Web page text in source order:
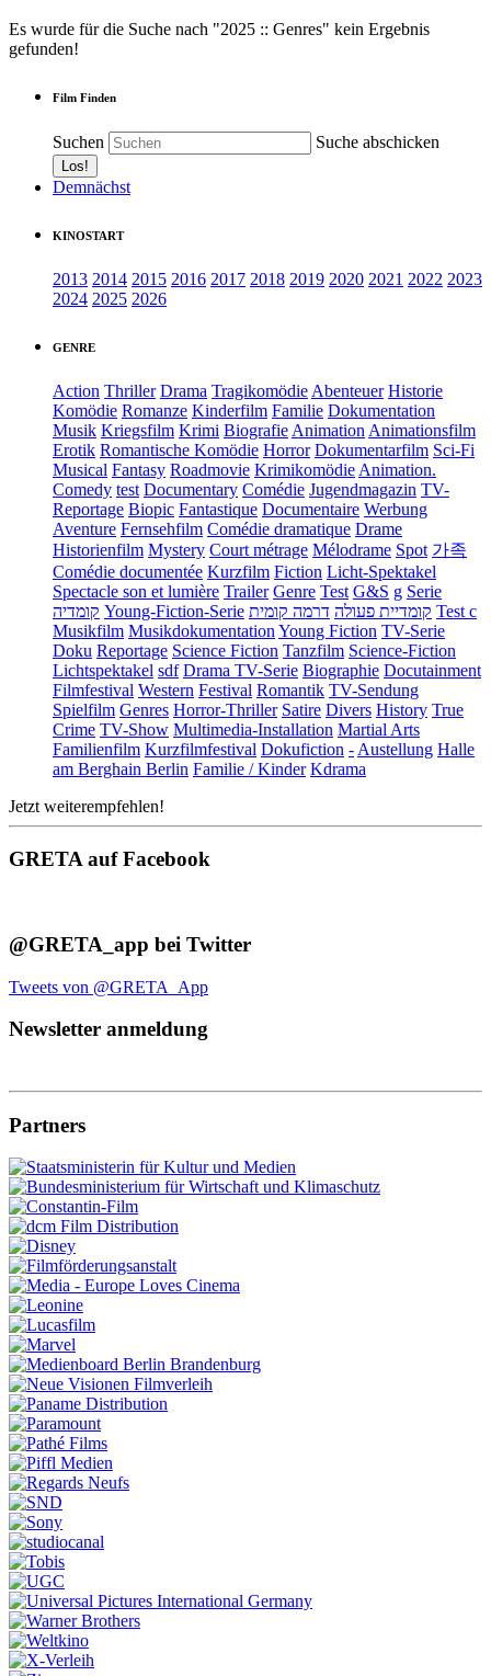
Es wurde für die Suche nach "2025 :: Genres" kein Ergebnis
gefunden!
Film Finden
Suchen Suche abschicken
Demnächst
KINOSTART
2013 2014 2015 2016 2017 2018 2019 2020 2021 2022 2023
2024 2025 2026
GENRE
Action Thriller Drama Tragikomödie Abenteuer Historie
Komödie Romanze Kinderfilm Familie Dokumentation
Musik Kriegsfilm Krimi Biografie Animation Animationsfilm
Erotik Romantische Komödie Horror Dokumentarfilm Sci-Fi
Musical Fantasy Roadmovie Krimikomödie Animation.
Comedy test Documentary Comédie Jugendmagazin TV-
Reportage Biopic Fantastique Documentaire Werbung
Aventure Fernsehfilm Comédie dramatique Drame
Historienfilm Mystery Court métrage Mélodrame Spot 가족
Comédie documentée Kurzfilm Fiction Licht-Spektakel
Spectacle son et lumière Trailer Genre Test G&S g Serie
קומדיה Young-Fiction-Serie קומדיית פעולה דרמה קומית
Test c
Musikfilm Musikdokumentation Young Fiction TV-Serie
Doku Reportage Science Fiction Tanzfilm Science-Fiction
Lichtspektakel sdf Drama TV-Serie Biographie Docutainment
Filmfestival Western Festival Romantik TV-Sendung
Spielfilm Genres Horror-Thriller Satire Divers History True
Crime TV-Show Multimedia-Installation Martial Arts
Familienfilm Kurzfilmfestival Dokufiction - Austellung Halle
am Berghain Berlin Familie / Kinder Kdrama
Jetzt weiterempfehlen!
GRETA auf Facebook
@GRETA_app bei Twitter
Tweets von @GRETA_App
Newsletter anmeldung
Partners